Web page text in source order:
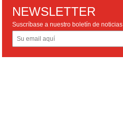
NEWSLETTER
Suscríbase a nuestro boletín de noticias